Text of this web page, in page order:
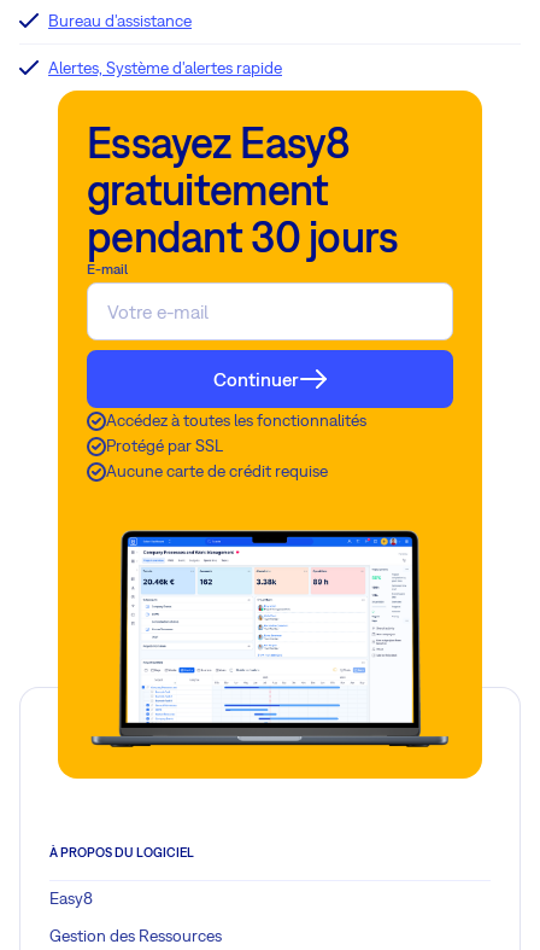
Bureau d'assistance
Alertes, Système d'alertes rapide
Essayez Easy8
gratuitement
pendant 30 jours
E-mail
Continuer
Accédez à toutes les fonctionnalités
Protégé par SSL
Aucune carte de crédit requise
À PROPOS DU LOGICIEL
Easy8
Gestion des Ressources